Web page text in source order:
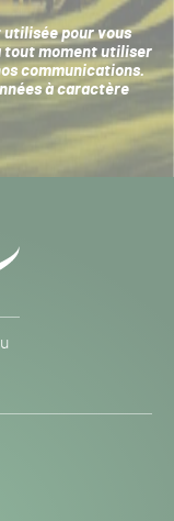
pour vous
tout moment utiliser
communications.
à caractère